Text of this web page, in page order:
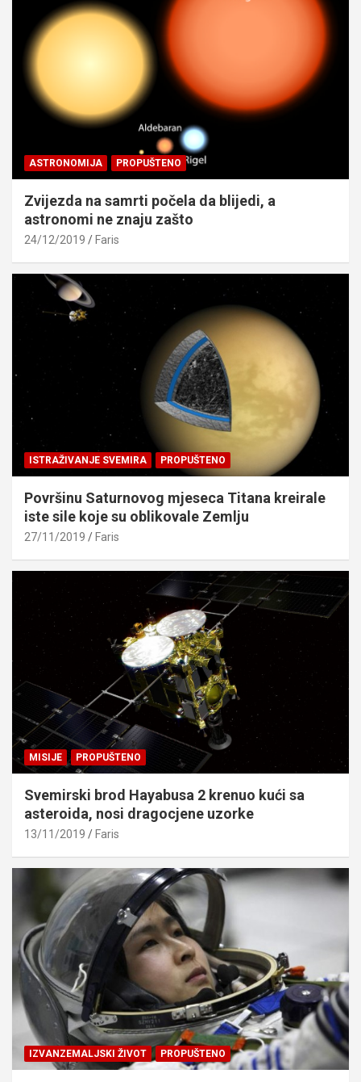
ASTRONOMIJA PROPUŠTENO
Zvijezda na samrti počela da blijedi, a
astronomi ne znaju zašto
24/12/2019 Faris
ISTRAŽIVANJE SVEMIRA PROPUŠTENO
Površinu Saturnovog mjeseca Titana kreirale
iste sile koje su oblikovale Zemlju
27/11/2019 Faris
MISIJE PROPUŠTENO
Svemirski brod Hayabusa 2 krenuo kući sa
asteroida, nosi dragocjene uzorke
13/11/2019 Faris
IZVANZEMALJSKI ŽIVOT PROPUŠTENO